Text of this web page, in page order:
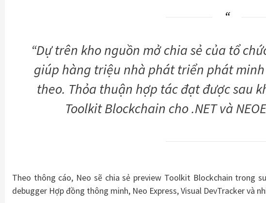
“Dự trên kho nguồn mở chia sẻ của tổ
giúp hàng triệu nhà phát triển phát
theo. Thỏa thuận hợp tác đạt được sau
Toolkit Blockchain cho .NET và
Theo thông cáo, Neo sẽ chia sẻ preview Toolkit Blockchain trong
debugger Hợp đồng thông minh, Neo Express, Visual DevTracker và